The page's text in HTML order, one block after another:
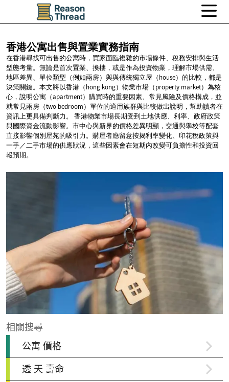
香港公寓出售與置業實務指南
在香港尋找可出售的公寓時，買家面臨複雜的市場條件、稅務安排與生活
型態考量。無論是首次置業、換樓，或是作為投資物業，理解市場供需、
地區差異、單位類型（例如兩房）與與傳統獨立屋（house）的比較，都是
決策關鍵。本文將以香港（hong kong）物業市場（property market）為核
心，說明公寓（apartment）購買時的重要因素、常見風險及價格構成，並
就常見兩房（two bedroom）單位的適用族群與比較做出說明，幫助讀者在
資訊上更具備判斷力。 香港物業市場長期受到土地供應、利率、政府政策
與國際資金流動影響。市中心與新界的價格差異明顯，交通與學校等配套
直接影響個別屋苑的吸引力。購屋者應留意按揭利率變化、印花稅政策與
一手／二手市場的供應狀況，這些因素會在短期內改變可負擔性和投資回
報預期。